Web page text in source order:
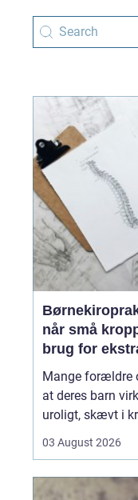
når små
brug for
Mange forældre
at deres barn
uroligt, skævt i
uden at der er en
03 August 2026